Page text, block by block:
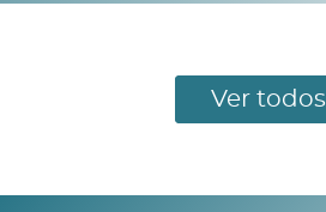
Ver todos